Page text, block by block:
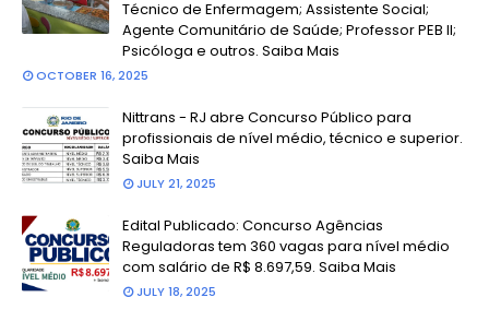
Técnico de Enfermagem; Assistente Social;
Agente Comunitário de Saúde; Professor PEB II;
Psicóloga e outros. Saiba Mais
OCTOBER 16, 2025
Nittrans - RJ abre Concurso Público para
profissionais de nível médio, técnico e superior.
Saiba Mais
JULY 21, 2025
Edital Publicado: Concurso Agências
Reguladoras tem 360 vagas para nível médio
com salário de R$ 8.697,59. Saiba Mais
JULY 18, 2025